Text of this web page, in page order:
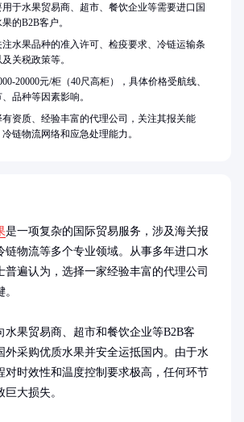
是一项复杂的国际贸易服务，涉及海关报
链物流等多个专业领域。从事多年进口水
普遍认为，选择一家经验丰富的代理公司
水果贸易商、超市和餐饮企业等B2B客
外采购优质水果并安全运抵国内。由于水
对时效性和温度控制要求极高，任何环节
大损失。
用于水果贸易商、超市、餐饮企业等需要进口国
的B2B客户。
注水果品种的准入许可、检疫要求、冷链运输条
关税政策等。
20000元/柜（40尺高柜），具体价格受航线、
品种等因素影响。
有资质、经验丰富的代理公司，关注其报关能
冷链物流网络和应急处理能力。